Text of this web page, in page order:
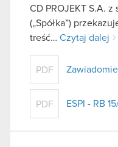
CD PROJEKT S.A.
(„Spółka”)
treść… Czytaj dalej
PDF
PDF ESPI - RB